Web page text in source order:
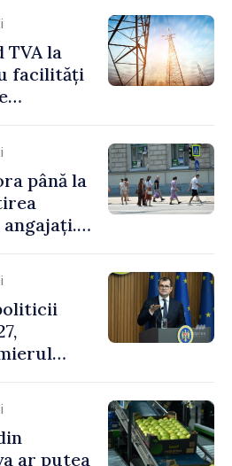
la
facilități
până la
lăsăm
și
ar putea